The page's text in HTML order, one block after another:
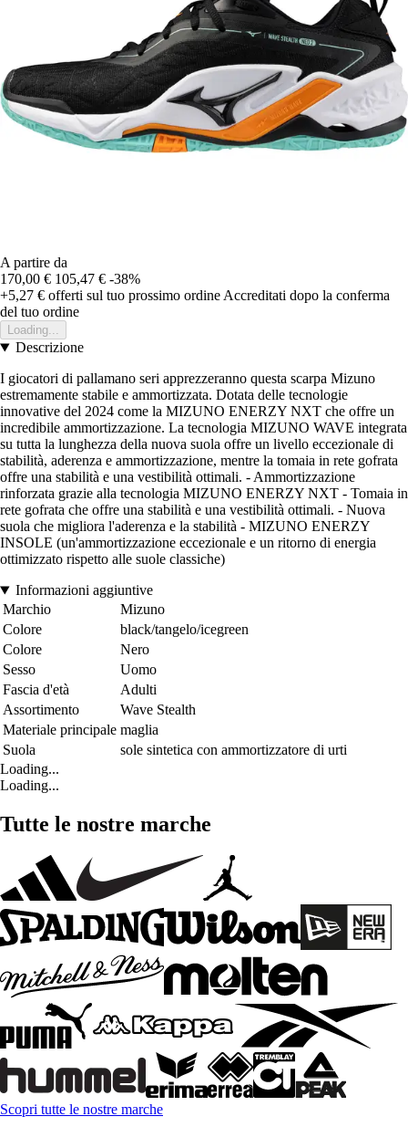
A partire da
170,00 € 105,47 € -38%
+5,27 € offerti sul tuo prossimo ordine Accreditati dopo la conferma
del tuo ordine
Loading...
Descrizione
I giocatori di pallamano seri apprezzeranno questa scarpa Mizuno
estremamente stabile e ammortizzata. Dotata delle tecnologie
innovative del 2024 come la MIZUNO ENERZY NXT che offre un
incredibile ammortizzazione. La tecnologia MIZUNO WAVE integrata
su tutta la lunghezza della nuova suola offre un livello eccezionale di
stabilità, aderenza e ammortizzazione, mentre la tomaia in rete gofrata
offre una stabilità e una vestibilità ottimali. - Ammortizzazione
rinforzata grazie alla tecnologia MIZUNO ENERZY NXT - Tomaia in
rete gofrata che offre una stabilità e una vestibilità ottimali. - Nuova
suola che migliora l'aderenza e la stabilità - MIZUNO ENERZY
INSOLE (un'ammortizzazione eccezionale e un ritorno di energia
ottimizzato rispetto alle suole classiche)
Informazioni aggiuntive
Marchio
Mizuno
Colore
black/tangelo/icegreen
Colore
Nero
Sesso
Uomo
Fascia d'età
Adulti
Assortimento
Wave Stealth
Materiale principale maglia
Suola
sole sintetica con ammortizzatore di urti
Loading...
Loading...
Tutte le nostre marche
Scopri tutte le nostre marche